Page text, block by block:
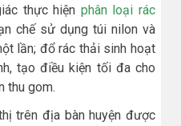
thực hiện phân loại rác
chế sử dụng túi nilon và
lần; đổ rác thải sinh hoạt
tạo điều kiện tối đa cho
thu gom.
trên địa bàn huyện được